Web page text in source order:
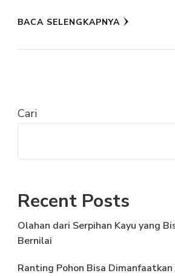
BACA SELENGKAPNYA
Cari
Recent Posts
Olahan dari Serpihan Kayu yang
Bernilai
Ranting Pohon Bisa Dimanfaatkan